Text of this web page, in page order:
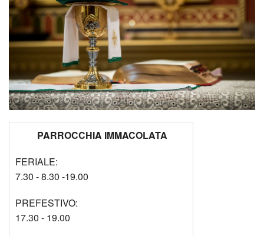
PARROCCHIA IMMACOLATA
FERIALE:
7.30 - 8.30 -19.00
PREFESTIVO:
17.30 - 19.00